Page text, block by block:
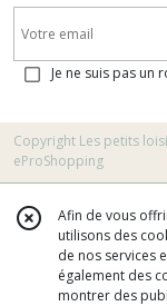
Je ne suis pas un
Copyright Les petits
eProShopping
Afin de vous
utilisons des
de nos services
également des
montrer des